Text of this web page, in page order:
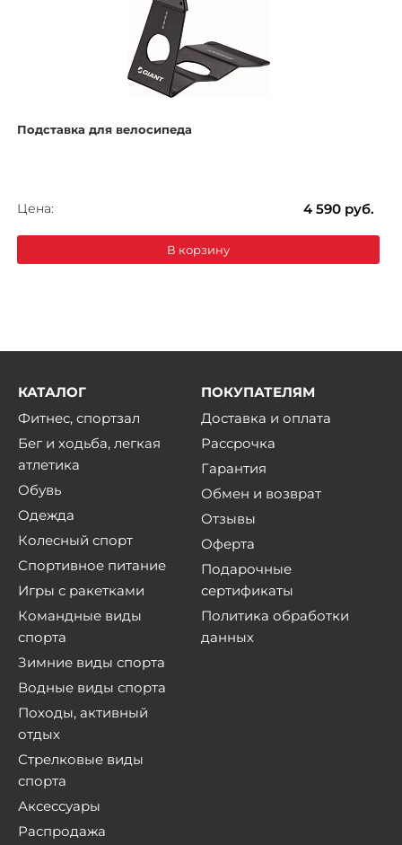
Подставка для велосипеда
Цена: 4 590 руб.
В корзину
КАТАЛОГ
Фитнес, спортзал
Бег и ходьба, легкая
атлетика
Обувь
Одежда
Колесный спорт
Спортивное питание
Игры с ракетками
Командные виды
спорта
Зимние виды спорта
Водные виды спорта
Походы, активный
отдых
Стрелковые виды
спорта
Аксессуары
Распродажа
ПОКУПАТЕЛЯМ
Доставка и оплата
Рассрочка
Гарантия
Обмен и возврат
Отзывы
Оферта
Подарочные
сертификаты
Политика обработки
данных